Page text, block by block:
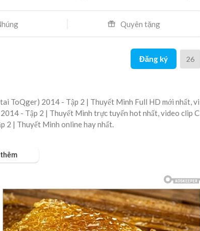
Quyên tặng
Đăng ký 26
ToQger) 2014 - Tập 2 | Thuyết Minh Full HD mới nhất, vi
- Tập 2 | Thuyết Minh trực tuyến hot nhất, video clip C
2 | Thuyết Minh online hay nhất.